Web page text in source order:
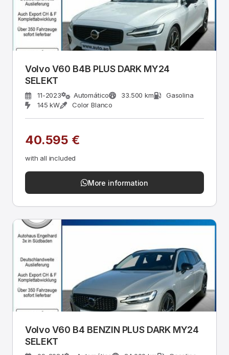
Volvo V60 B4B PLUS DARK MY24
SELEKT
11-2023 Automático 33.500 km
Gasolina
145 kW
Color Blanco
40.595 €
with all included
More information
Volvo V60 B4 BENZIN PLUS DARK MY24
SELEKT